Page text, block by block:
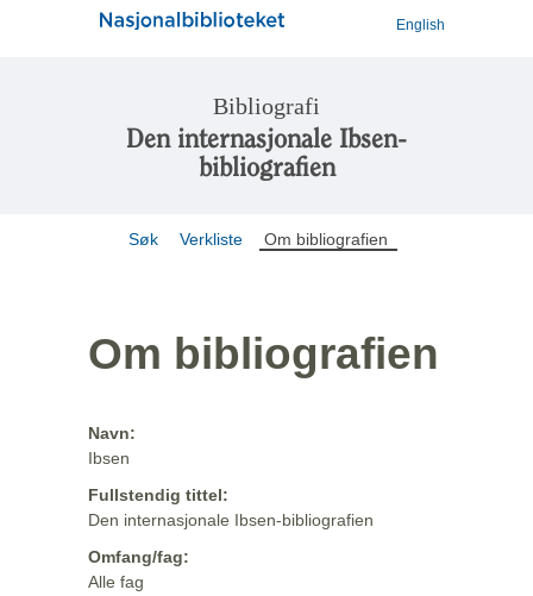
English
Bibliografi
Den internasjonale Ibsen-
bibliografien
Søk Verkliste Om bibliografien
Om bibliografien
Navn:
Ibsen
Fullstendig tittel:
Den internasjonale Ibsen-bibliografien
Omfang/fag:
Alle fag